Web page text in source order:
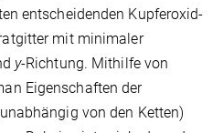
entscheidenden Kupferoxid-
mit minimaler
y-Richtung. Mithilfe von
Eigenschaften der
von den Ketten)